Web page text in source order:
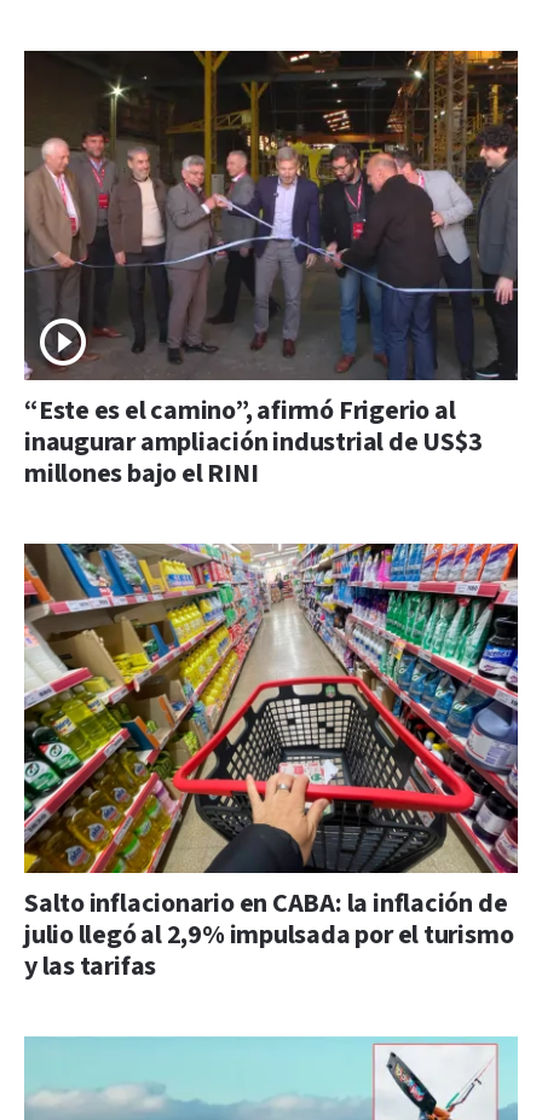
“Este es el camino”, afirmó Frigerio al
inaugurar ampliación industrial de US$3
millones bajo el RINI
Salto inflacionario en CABA: la inflación de
julio llegó al 2,9% impulsada por el turismo
y las tarifas